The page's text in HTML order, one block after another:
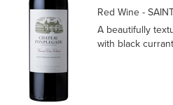
Red Wine-
A beautifully
with black